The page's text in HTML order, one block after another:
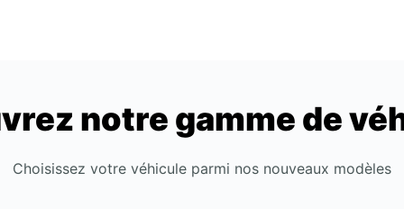
notre gamme de
Choisissez votre véhicule parmi nos nouveaux modèles